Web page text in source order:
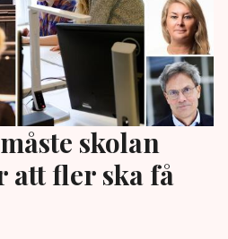
skolan
att fler ska få